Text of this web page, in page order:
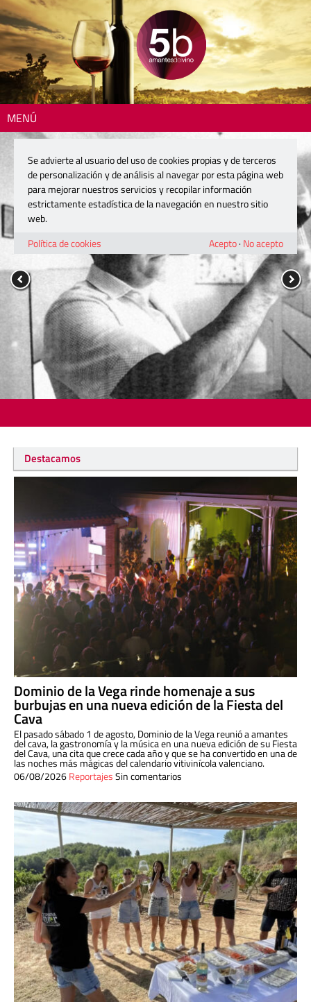
MENÚ
Destacamos
Dominio de la Vega rinde homenaje a sus
burbujas en una nueva edición de la Fiesta del
Cava
El pasado sábado 1 de agosto, Dominio de la Vega reunió a amantes
del cava, la gastronomía y la música en una nueva edición de su Fiesta
del Cava, una cita que crece cada año y que se ha convertido en una de
las noches más mágicas del calendario vitivinícola valenciano.
06/08/2026ReportajesSin comentarios
Se advierte al usuario del uso de cookies propias y de terceros
de personalización y de análisis al navegar por esta página web
para mejorar nuestros servicios y recopilar información
estrictamente estadística de la navegación en nuestro sitio
web.
Política de cookies
Acepto· No acepto